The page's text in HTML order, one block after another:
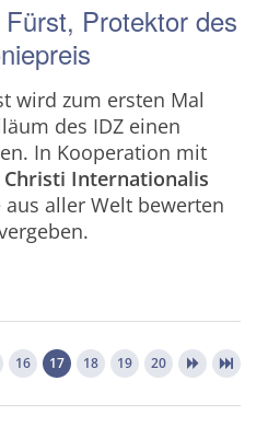
Protektor des
wird zum ersten Mal
des IDZ einen
In Kooperation mit
Christi Internationalis
aller Welt bewerten
16 17 18 19 20